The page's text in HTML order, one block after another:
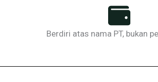
Berdiri atas nama PT, bukan